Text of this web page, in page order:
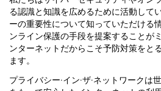
る認識と知識を広めるために活動して
ーの重要性について知っていただける
ンライン保護の手段を提案することが
ンターネットだからこそ予防対策をと
ます。
プライバシー·イン·ザ·ネットワークは